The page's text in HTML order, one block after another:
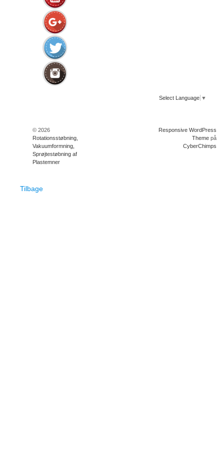
Select Language ▼
© 2026
Rotationsstøbning,
Vakuumformning,
Sprøjtestøbning af
Plastemner
Responsive WordPress
Themepå
CyberChimps
Tilbage